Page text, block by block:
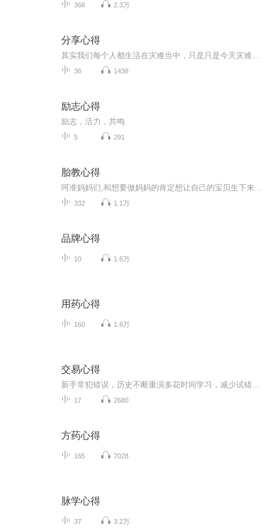
368 2.3万
分享心得
36 1438
励志心得
励志，活力，共鸣
5 291
胎教心得
332 1.1万
品牌心得
10 1.6万
用药心得
160 1.6万
交易心得
17 2680
方药心得
165 7028
脉学心得
37 3.2万